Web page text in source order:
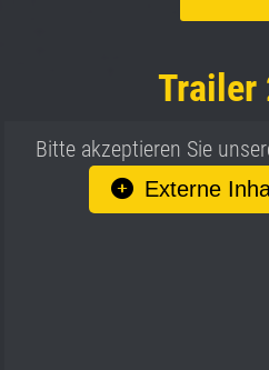
Trailer
Bitte akzeptieren Sie
Externe